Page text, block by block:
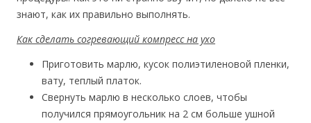
знают, как их правильно выполнять.
Как сделать согревающий компресс на ухо
Приготовить марлю, кусок полиэтиленовой пленки,
вату, теплый платок.
Свернуть марлю в несколько слоев, чтобы
получился прямоугольник на 2 см больше ушной